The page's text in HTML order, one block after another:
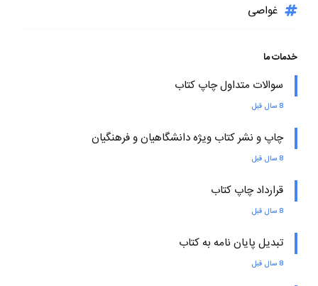
غواصی
خدمات ما
سوالات متداول چاپ کتاب
8 سال قبل
چاپ و نشر کتاب ویژه دانشگاهیان و فرهنگیان
8 سال قبل
قرارداد چاپ کتاب
8 سال قبل
تبدیل پایان نامه به کتاب
8 سال قبل